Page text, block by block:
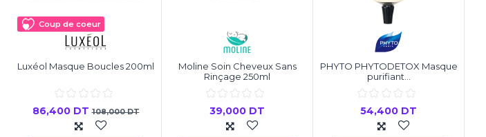
Coup de coeur
Luxéol Masque Boucles 200ml
86,400 DT108,000 DT
Moline Soin Cheveux Sans
Rinçage 250ml
39,000 DT
PHYTO PHYTODETOX Masque
purifiant...
54,400 DT